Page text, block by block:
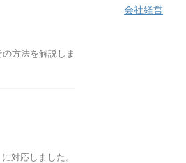
方法を解説しま
対応しました。
会社経営